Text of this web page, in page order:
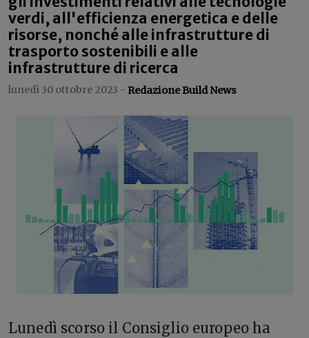
verdi, all'efficienza energetica e delle
risorse, nonché alle infrastrutture di
trasporto sostenibili e alle
infrastrutture di ricerca
lunedì 30 ottobre 2023 - Redazione Build News
Lunedì scorso il Consiglio europeo ha